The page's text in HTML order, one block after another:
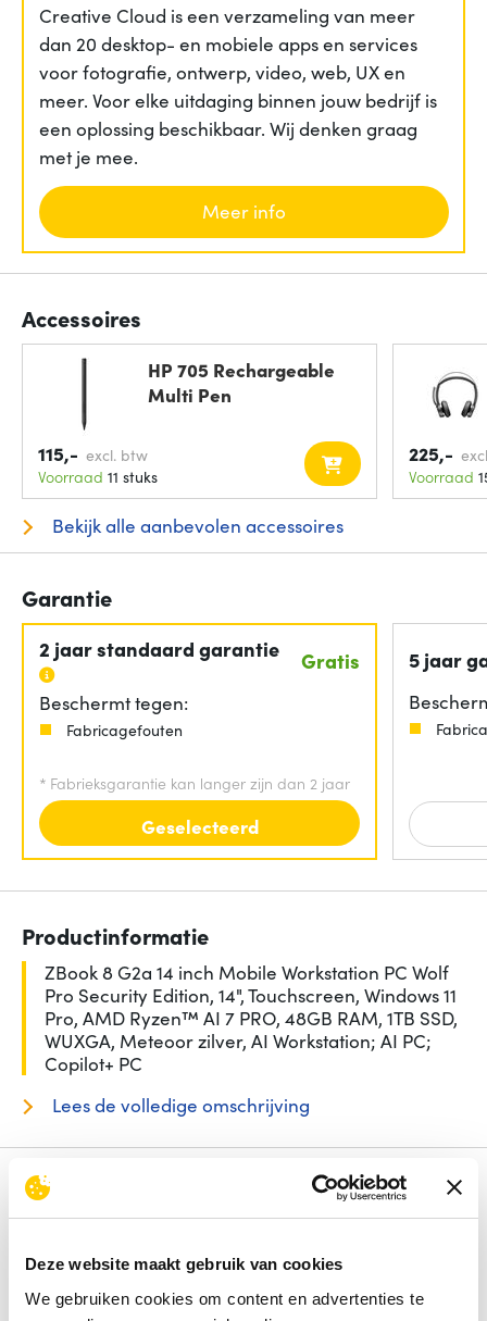
Deze website maakt gebruik van cookies
We gebruiken cookies om content en advertenties te
Creative Cloud is een verzameling van meer
dan 20 desktop- en mobiele apps en services
voor fotografie, ontwerp, video, web, UX en
meer. Voor elke uitdaging binnen jouw bedrijf is
een oplossing beschikbaar. Wij denken graag
met je mee.
Meer info
Accessoires
HP 705 Rechargeable
Multi Pen
115,- excl. btw
Voorraad 11 stuks
225,-
Voorraad
Bekijk alle aanbevolen accessoires
Garantie
2 jaar standaard garantie Gratis
Beschermt tegen:
Fabricagefouten
* Fabrieksgarantie kan langer zijn dan 2 jaar
Geselecteerd
5 jaar
Productinformatie
ZBook 8 G2a 14 inch Mobile Workstation PC Wolf
Pro Security Edition, 14", Touchscreen, Windows 11
Pro, AMD Ryzen™ AI 7 PRO, 48GB RAM, 1TB SSD,
WUXGA, Meteoor zilver, AI Workstation; AI PC;
Copilot+ PC
Lees de volledige omschrijving
Specificaties
Intern geheugen
48 GB
Opslagcapaciteit1000 GB
ProcessorfamilieAMD Ryzen AI 7 PRO